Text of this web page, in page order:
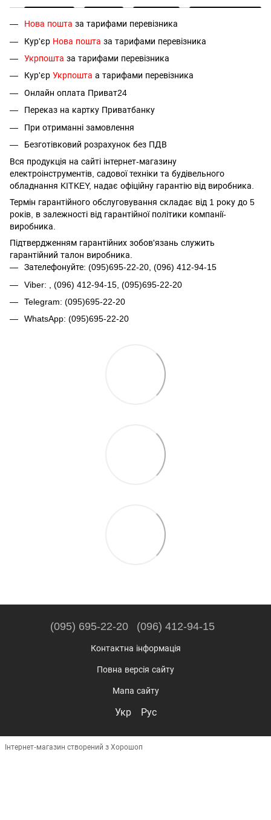
Нова пошта за тарифами перевізника
Кур'єр Нова пошта за тарифами перевізника
Укрпошта за тарифами перевізника
Кур'єр Укрпошта а тарифами перевізника
Онлайн оплата Приват24
Переказ на картку Приватбанку
При отриманні замовлення
Безготівковий розрахунок без ПДВ
Вся продукція на сайті інтернет-магазину
електроінструментів, садової техніки та будівельного
обладнання KITKEY, надає офіційну гарантію від виробника.
Термін гарантійного обслуговування складає від 1 року до 5
років, в залежності від гарантійної політики компанії-
виробника.
Підтвердженням гарантійних зобов'язань служить
гарантійний талон виробника.
Зателефонуйте: (095)695-22-20, (096) 412-94-15
Viber: , (096) 412-94-15, (095)695-22-20
Telegram: (095)695-22-20
WhatsApp: (095)695-22-20
(095) 695-22-20 (096) 412-94-15
Контактна інформація
Повна версія сайту
Мапа сайту
Укр Рус
Інтернет-магазин створений з Хорошоп